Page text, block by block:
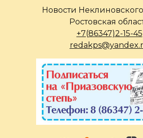
Новости
Ростовская
+7(86347)2-15-45